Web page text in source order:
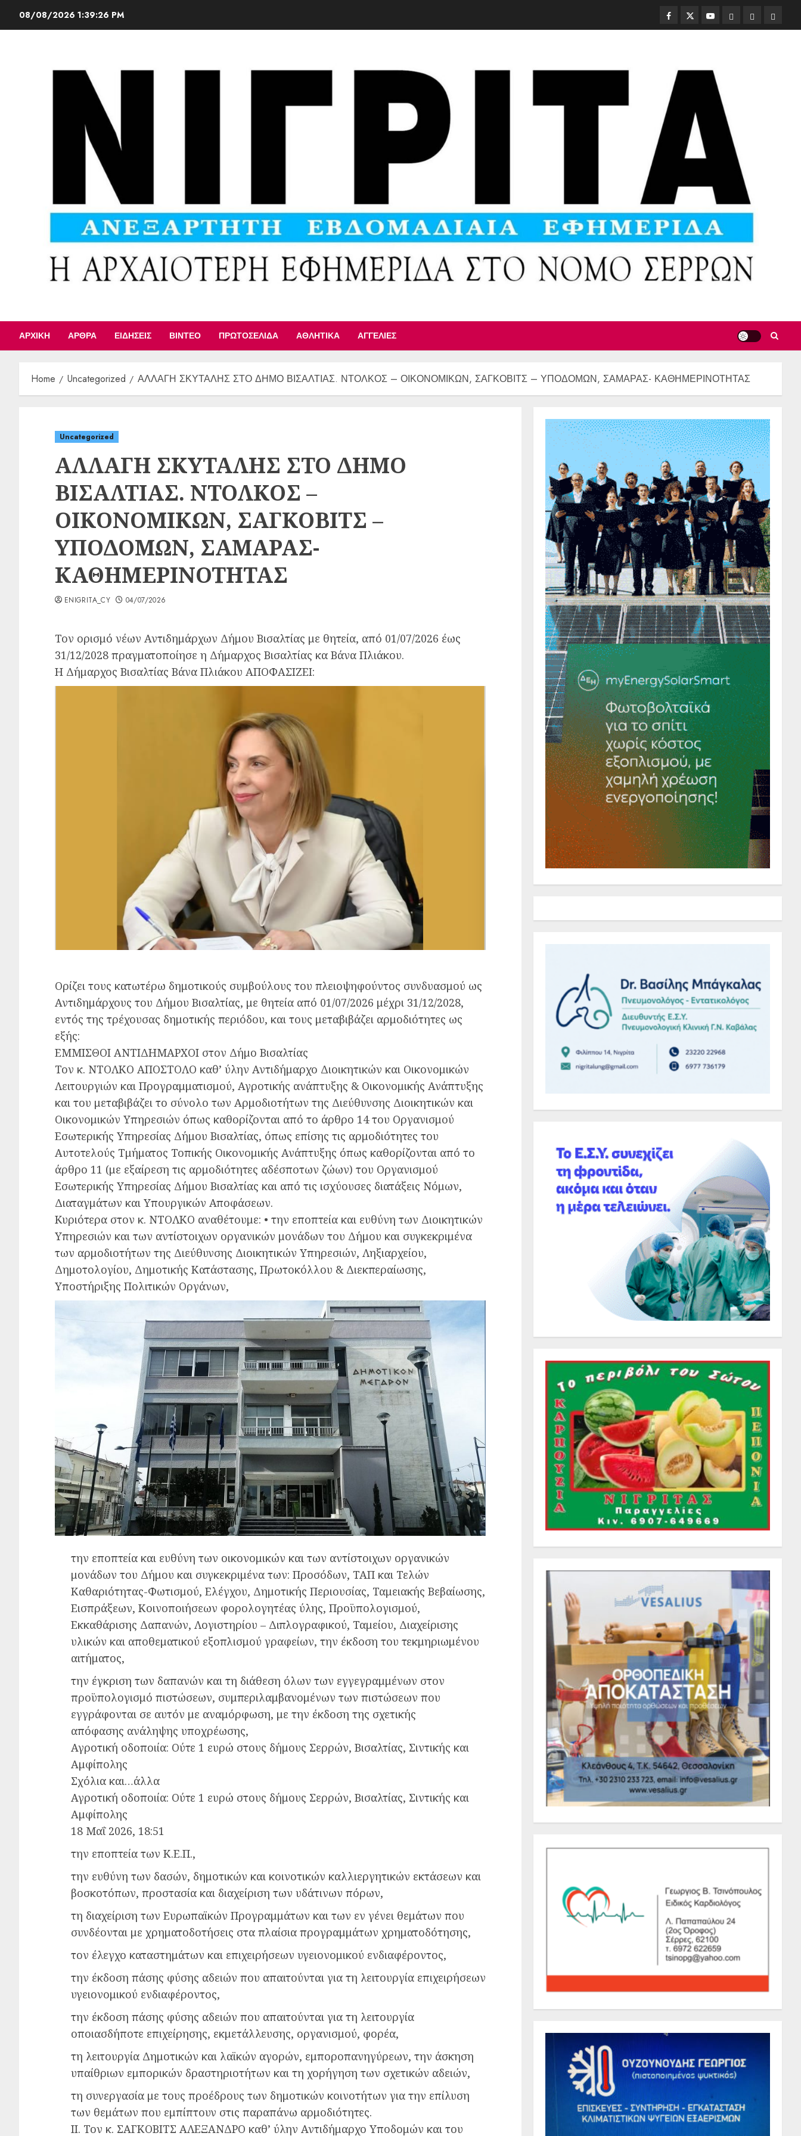
08/08/2026 1:39:27 PM
ΑΡΧΙΚΉ ΆΡΘΡΑ ΕΙΔΉΣΕΙΣ ΒΊΝΤΕΟ ΠΡΩΤΟΣΈΛΙΔΑ ΑΘΛΗΤΙΚΆ ΑΓΓΕΛΊΕΣ
Home Uncategorized ΑΛΛΑΓΗ ΣΚΥΤΑΛΗΣ ΣΤΟ ΔΗΜΟ ΒΙΣΑΛΤΙΑΣ. ΝΤΟΛΚΟΣ – ΟΙΚΟΝΟΜΙΚΩΝ, ΣΑΓΚΟΒΙΤΣ – ΥΠΟΔΟΜΩΝ, ΣΑΜΑΡΑΣ- ΚΑΘΗΜΕΡΙΝΟΤΗΤΑΣ
Uncategorized
ΑΛΛΑΓΗ ΣΚΥΤΑΛΗΣ ΣΤΟ ΔΗΜΟ
ΒΙΣΑΛΤΙΑΣ. ΝΤΟΛΚΟΣ –
ΟΙΚΟΝΟΜΙΚΩΝ, ΣΑΓΚΟΒΙΤΣ –
ΥΠΟΔΟΜΩΝ, ΣΑΜΑΡΑΣ-
ΚΑΘΗΜΕΡΙΝΟΤΗΤΑΣ
ENIGRITA_CY 04/07/2026
Τον ορισμό νέων Αντιδημάρχων Δήμου Βισαλτίας με θητεία, από 01/07/2026 έως
31/12/2028 πραγματοποίησε η Δήμαρχος Βισαλτίας κα Βάνα Πλιάκου.
Η Δήμαρχος Βισαλτίας Βάνα Πλιάκου ΑΠΟΦΑΣΙΖΕΙ:
Ορίζει τους κατωτέρω δημοτικούς συμβούλους του πλειοψηφούντος συνδυασμού ως
Αντιδημάρχους του Δήμου Βισαλτίας, με θητεία από 01/07/2026 μέχρι 31/12/2028,
εντός της τρέχουσας δημοτικής περιόδου, και τους μεταβιβάζει αρμοδιότητες ως
εξής:
ΕΜΜΙΣΘΟΙ ΑΝΤΙΔΗΜΑΡΧΟΙ στον Δήμο Βισαλτίας
Τον κ. ΝΤΟΛΚΟ ΑΠΟΣΤΟΛΟ καθ’ ύλην Αντιδήμαρχο Διοικητικών και Οικονομικών
Λειτουργιών και Προγραμματισμού, Αγροτικής ανάπτυξης & Οικονομικής Ανάπτυξης
και του μεταβιβάζει το σύνολο των Αρμοδιοτήτων της Διεύθυνσης Διοικητικών και
Οικονομικών Υπηρεσιών όπως καθορίζονται από το άρθρο 14 του Οργανισμού
Εσωτερικής Υπηρεσίας Δήμου Βισαλτίας, όπως επίσης τις αρμοδιότητες του
Αυτοτελούς Τμήματος Τοπικής Οικονομικής Ανάπτυξης όπως καθορίζονται από το
άρθρο 11 (με εξαίρεση τις αρμοδιότητες αδέσποτων ζώων) του Οργανισμού
Εσωτερικής Υπηρεσίας Δήμου Βισαλτίας και από τις ισχύουσες διατάξεις Νόμων,
Διαταγμάτων και Υπουργικών Αποφάσεων.
Κυριότερα στον κ. ΝΤΟΛΚΟ αναθέτουμε: • την εποπτεία και ευθύνη των Διοικητικών
Υπηρεσιών και των αντίστοιχων οργανικών μονάδων του Δήμου και συγκεκριμένα
των αρμοδιοτήτων της Διεύθυνσης Διοικητικών Υπηρεσιών, Ληξιαρχείου,
Δημοτολογίου, Δημοτικής Κατάστασης, Πρωτοκόλλου & Διεκπεραίωσης,
Υποστήριξης Πολιτικών Οργάνων,
την εποπτεία και ευθύνη των οικονομικών και των αντίστοιχων οργανικών
μονάδων του Δήμου και συγκεκριμένα των: Προσόδων, ΤΑΠ και Τελών
Καθαριότητας-Φωτισμού, Ελέγχου, Δημοτικής Περιουσίας, Ταμειακής Βεβαίωσης,
Εισπράξεων, Κοινοποιήσεων φορολογητέας ύλης, Προϋπολογισμού,
Εκκαθάρισης Δαπανών, Λογιστηρίου – Διπλογραφικού, Ταμείου, Διαχείρισης
υλικών και αποθεματικού εξοπλισμού γραφείων, την έκδοση του τεκμηριωμένου
αιτήματος,
την έγκριση των δαπανών και τη διάθεση όλων των εγγεγραμμένων στον
προϋπολογισμό πιστώσεων, συμπεριλαμβανομένων των πιστώσεων που
εγγράφονται σε αυτόν με αναμόρφωση, με την έκδοση της σχετικής
απόφασης ανάληψης υποχρέωσης,
Αγροτική οδοποιία: Ούτε 1 ευρώ στους δήμους Σερρών, Βισαλτίας, Σιντικής και
Αμφίπολης
Σχόλια και…άλλα
Αγροτική οδοποιία: Ούτε 1 ευρώ στους δήμους Σερρών, Βισαλτίας, Σιντικής και
Αμφίπολης
18 Μαΐ 2026, 18:51
την εποπτεία των Κ.Ε.Π.,
την ευθύνη των δασών, δημοτικών και κοινοτικών καλλιεργητικών εκτάσεων και
βοσκοτόπων, προστασία και διαχείριση των υδάτινων πόρων,
τη διαχείριση των Ευρωπαϊκών Προγραμμάτων και των εν γένει θεμάτων που
συνδέονται με χρηματοδοτήσεις στα πλαίσια προγραμμάτων χρηματοδότησης,
τον έλεγχο καταστημάτων και επιχειρήσεων υγειονομικού ενδιαφέροντος,
την έκδοση πάσης φύσης αδειών που απαιτούνται για τη λειτουργία επιχειρήσεων
υγειονομικού ενδιαφέροντος,
την έκδοση πάσης φύσης αδειών που απαιτούνται για τη λειτουργία
οποιασδήποτε επιχείρησης, εκμετάλλευσης, οργανισμού, φορέα,
τη λειτουργία Δημοτικών και λαϊκών αγορών, εμποροπανηγύρεων, την άσκηση
υπαίθριων εμπορικών δραστηριοτήτων και τη χορήγηση των σχετικών αδειών,
τη συνεργασία με τους προέδρους των δημοτικών κοινοτήτων για την επίλυση
των θεμάτων που εμπίπτουν στις παραπάνω αρμοδιότητες.
II. Τον κ. ΣΑΓΚΟΒΙΤΣ ΑΛΕΞΑΝΔΡΟ καθ’ ύλην Αντιδήμαρχο Υποδομών και του